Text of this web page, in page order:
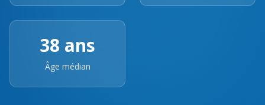
38 ans
Âge médian